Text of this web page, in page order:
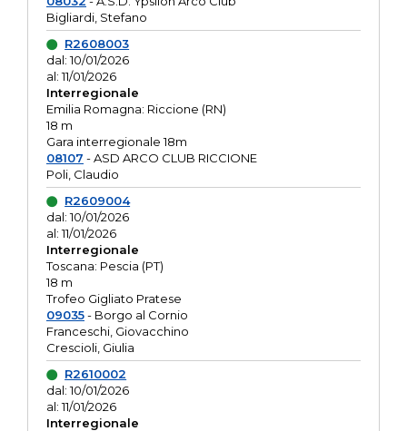
Bigliardi, Stefano
R2608003
dal: 10/01/2026
al: 11/01/2026
Interregionale
Emilia Romagna: Riccione (RN)
18 m
Gara interregionale 18m
08107 - ASD ARCO CLUB RICCIONE
Poli, Claudio
R2609004
dal: 10/01/2026
al: 11/01/2026
Interregionale
Toscana: Pescia (PT)
18 m
Trofeo Gigliato Pratese
09035- Borgo al Cornio
Franceschi, Giovacchino
Crescioli, Giulia
R2610002
dal: 10/01/2026
al: 11/01/2026
Interregionale